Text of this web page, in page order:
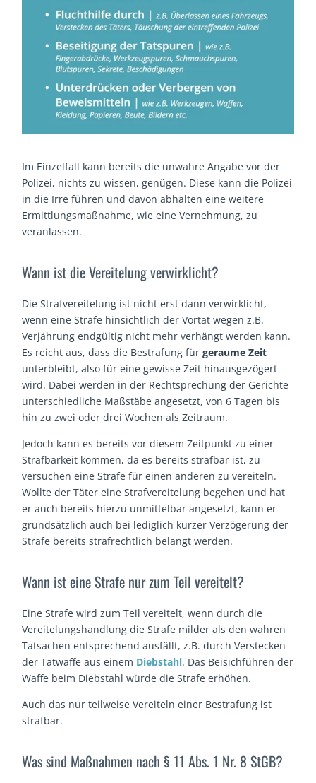
Im Einzelfall kann bereits die unwahre Angabe vor der
Polizei, nichts zu wissen, genügen. Diese kann die Polizei
in die Irre führen und davon abhalten eine weitere
Ermittlungsmaßnahme, wie eine Vernehmung, zu
veranlassen.
Wann ist die Vereitelung verwirklicht?
Die Strafvereitelung ist nicht erst dann verwirklicht,
wenn eine Strafe hinsichtlich der Vortat wegen z.B.
Verjährung endgültig nicht mehr verhängt werden kann.
Es reicht aus, dass die Bestrafung fürgeraume Zeit
unterbleibt, also für eine gewisse Zeit hinausgezögert
wird. Dabei werden in der Rechtsprechung der Gerichte
unterschiedliche Maßstäbe angesetzt, von 6 Tagen bis
hin zu zwei oder drei Wochen als Zeitraum.
Jedoch kann es bereits vor diesem Zeitpunkt zu einer
Strafbarkeit kommen, da es bereits strafbar ist, zu
versuchen eine Strafe für einen anderen zu vereiteln.
Wollte der Täter eine Strafvereitelung begehen und hat
er auch bereits hierzu unmittelbar angesetzt, kann er
grundsätzlich auch bei lediglich kurzer Verzögerung der
Strafe bereits strafrechtlich belangt werden.
Wann ist eine Strafe nur zum Teil vereitelt?
Eine Strafe wird zum Teil vereitelt, wenn durch die
Vereitelungshandlung die Strafe milder als den wahren
Tatsachen entsprechend ausfällt, z.B. durch Verstecken
der Tatwaffe aus einem Diebstahl. Das Beisichführen der
Waffe beim Diebstahl würde die Strafe erhöhen.
Auch das nur teilweise Vereiteln einer Bestrafung ist
strafbar.
Was sind Maßnahmen nach § 11 Abs. 1 Nr. 8 StGB?